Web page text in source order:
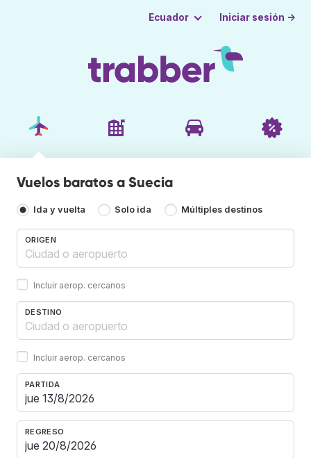
Ecuador Iniciar sesión →
Vuelos baratos a Suecia
Ida y vuelta Solo ida Múltiples destinos
ORIGEN
Incluir aerop. cercanos
DESTINO
Incluir aerop. cercanos
PARTIDA
REGRESO